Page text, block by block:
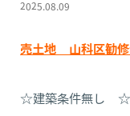
2025.08.09
売土地 山科区勧
☆建築条件無し ☆